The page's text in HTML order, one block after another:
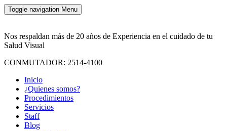
Toggle navigation Menu
Nos respaldan más de 20 años de Experiencia en el cuidado de tu
Salud Visual
CONMUTADOR: 2514-4100
Inicio
¿Quienes somos?
Procedimientos
Servicios
Staff
Blog